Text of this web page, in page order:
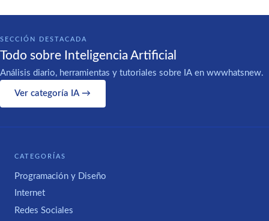
SECCIÓN DESTACADA
Todo sobre Inteligencia Artificial
Análisis diario, herramientas y tutoriales sobre IA en wwwhatsnew.
Ver categoría IA →
CATEGORÍAS
Programación y Diseño
Internet
Redes Sociales